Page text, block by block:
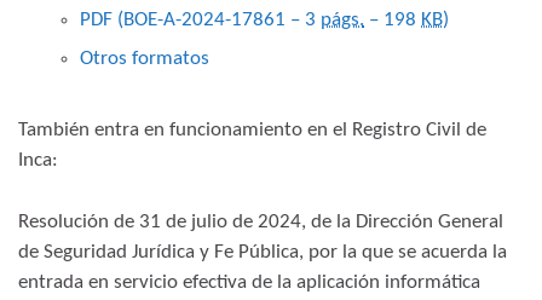
PDF (BOE-A-2024-17861 – 3 págs. – 198 KB)
Otros formatos
También entra en funcionamiento en el Registro Civil de
Inca:
Resolución de 31 de julio de 2024, de la Dirección General
de Seguridad Jurídica y Fe Pública, por la que se acuerda la
entrada en servicio efectiva de la aplicación informática